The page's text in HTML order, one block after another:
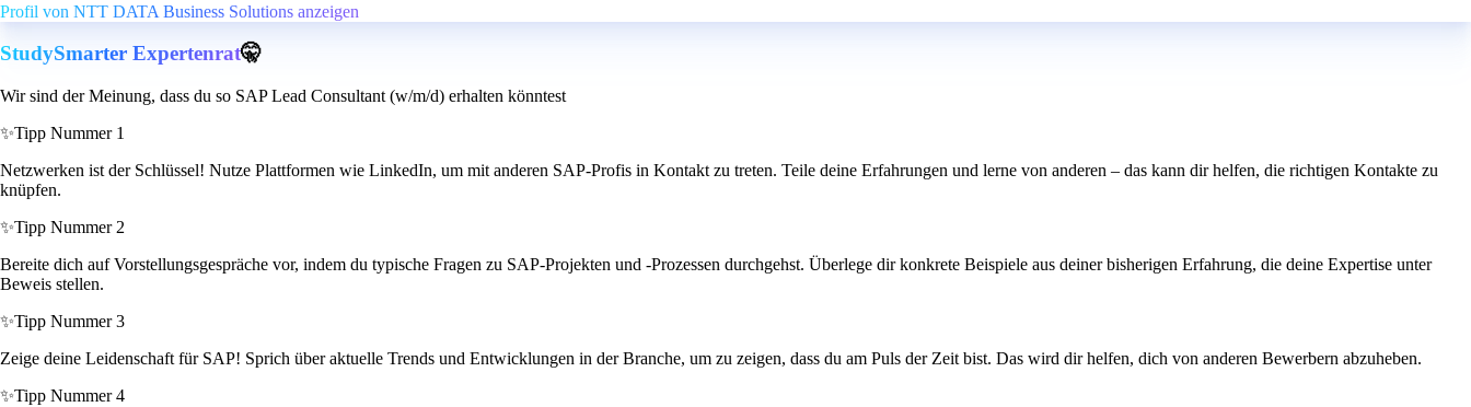
Profil von NTT DATA Business Solutions anzeigen
StudySmarter Expertenrat🤫
Wir sind der Meinung, dass du so SAP Lead Consultant (w/m/d) erhalten könntest
✨Tipp Nummer 1
Netzwerken ist der Schlüssel! Nutze Plattformen wie LinkedIn, um mit anderen SAP-Profis in Kontakt zu treten. Teile deine Erfahrungen und lerne von anderen – das kann dir helfen, die richtigen Kontakte zu
knüpfen.
✨Tipp Nummer 2
Bereite dich auf Vorstellungsgespräche vor, indem du typische Fragen zu SAP-Projekten und -Prozessen durchgehst. Überlege dir konkrete Beispiele aus deiner bisherigen Erfahrung, die deine Expertise unter
Beweis stellen.
✨Tipp Nummer 3
Zeige deine Leidenschaft für SAP! Sprich über aktuelle Trends und Entwicklungen in der Branche, um zu zeigen, dass du am Puls der Zeit bist. Das wird dir helfen, dich von anderen Bewerbern abzuheben.
✨Tipp Nummer 4